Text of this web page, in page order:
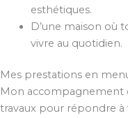
esthétiques.
D’une maison où
vivre au quotidien.
Mes prestations en
Mon accompagnement
travaux pour répondre à